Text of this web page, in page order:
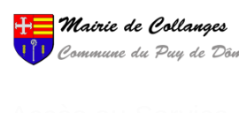
Skip
content